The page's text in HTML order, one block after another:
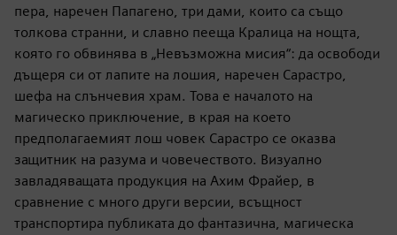
пера, наречен Папагено, три дами, които са също
толкова странни, и славно пееща Кралица на нощта,
която го обвинява в „Невъзможна мисия“: да освободи
дъщеря си от лапите на лошия, наречен Сарастро,
шефа на слънчевия храм. Това е началото на
магическо приключение, в края на което
предполагаемият лош човек Сарастро се оказва
защитник на разума и човечеството. Визуално
завладяващата продукция на Ахим Фрайер, в
сравнение с много други версии, всъщност
транспортира публиката до фантазична, магическа